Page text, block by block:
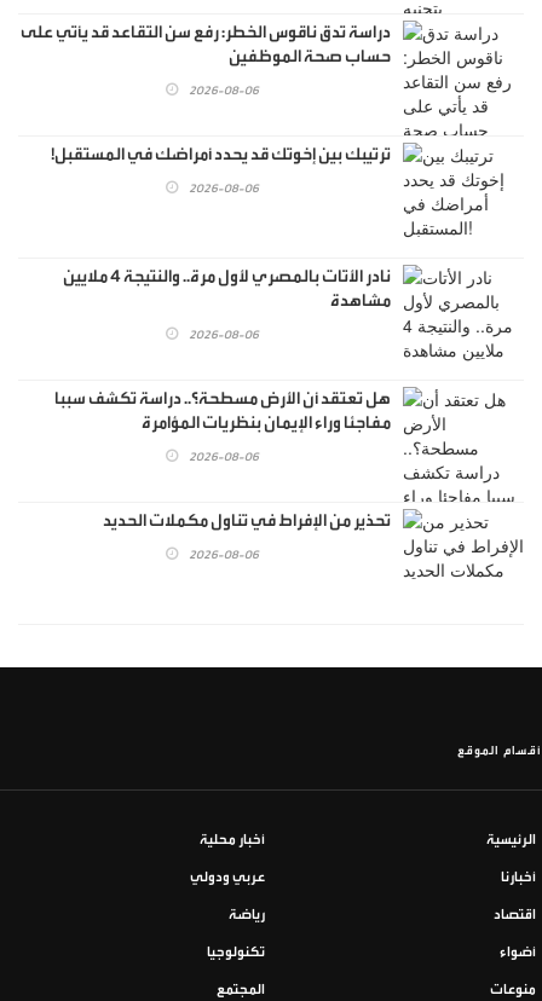
دراسة تدق ناقوس الخطر: رفع سن التقاعد قد يأتي على
حساب صحة الموظفين
2026-08-06
ترتيبك بين إخوتك قد يحدد أمراضك في المستقبل!
2026-08-06
نادر الأتات بالمصري لأول مرة.. والنتيجة 4 ملايين
مشاهدة
2026-08-06
هل تعتقد أن الأرض مسطحة؟.. دراسة تكشف سببا
مفاجئا وراء الإيمان بنظريات المؤامرة
2026-08-06
تحذير من الإفراط في تناول مكملات الحديد
2026-08-06
أقسام الموقع
الرئيسية أخبار محلية
أخبارنا عربي ودولي
اقتصاد رياضة
أضواء تكنولوجيا
منوعات المجتمع